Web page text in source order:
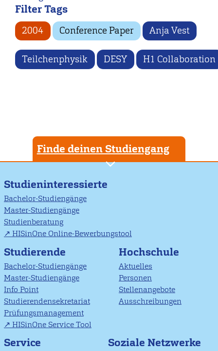
Filter Tags
2004 Conference Paper Anja Vest
Teilchenphysik DESY H1 Collaboration
Finde deinen Studiengang
Studieninteressierte
Bachelor-Studiengänge
Master-Studiengänge
Studienberatung
HISinOne Online-Bewerbungstool
Studierende
Bachelor-Studiengänge
Master-Studiengänge
Info Point
Studierendensekretariat
Prüfungsmanagement
HISinOne Service Tool
Hochschule
Aktuelles
Personen
Stellenangebote
Ausschreibungen
Service Soziale Netzwerke